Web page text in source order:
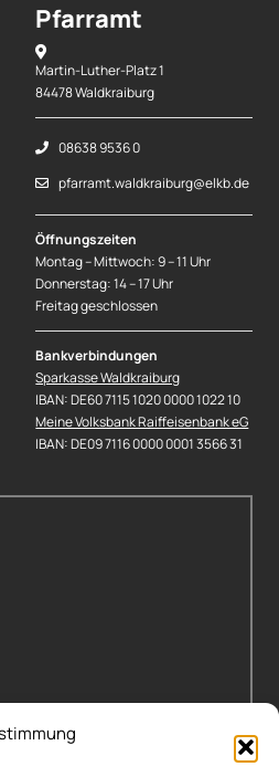
Pfarramt
Martin-Luther-Platz 1
84478 Waldkraiburg
08638 9536 0
pfarramt.waldkraiburg@elkb.de
Öffnungszeiten
Montag – Mittwoch: 9 – 11 Uhr
Donnerstag: 14 – 17 Uhr
Freitag geschlossen
Bankverbindungen
Sparkasse Waldkraiburg
IBAN: DE60 7115 1020 0000 1022 10
Meine Volksbank Raiffeisenbank eG
IBAN: DE09 7116 0000 0001 3566 31